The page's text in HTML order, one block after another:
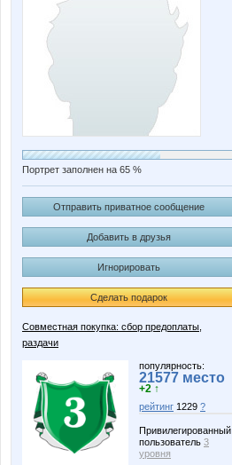
Портрет заполнен на 65 %
Отправить приватное сообщение
Добавить в друзья
Игнорировать
Сделать подарок
Совместная покупка: сбор предоплаты,
раздачи
популярность:
21577 место
+2 ↑
рейтинг 1229 ?
Привилегированный
пользователь 3
уровня